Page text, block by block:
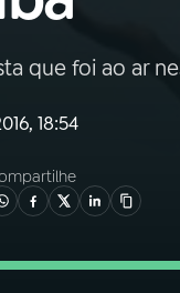
que foi ao ar
18:54